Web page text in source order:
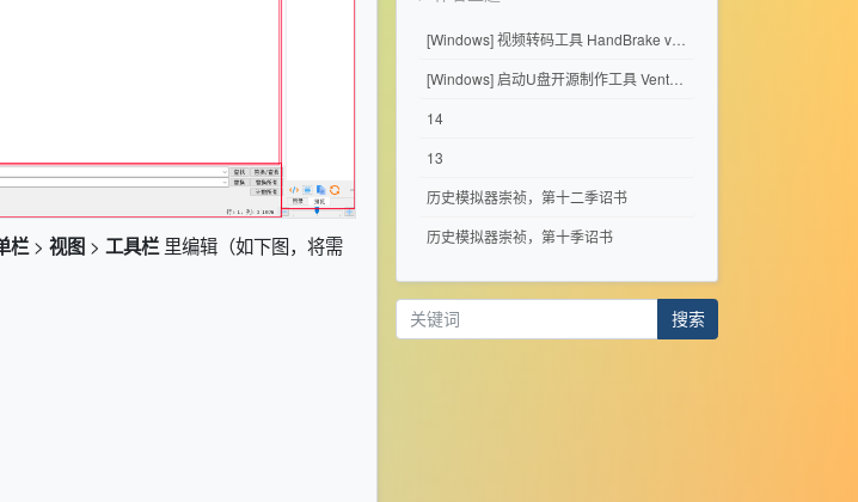
栏>视图 >工具栏里编辑（如下图，将需
[Windows] 视频转码工具 HandBrake v1.11.2
[Windows] 启动U盘开源制作工具 Ventoy 1.1.17
14
13
历史模拟器崇祯，第十二季诏书
历史模拟器崇祯，第十季诏书
搜索